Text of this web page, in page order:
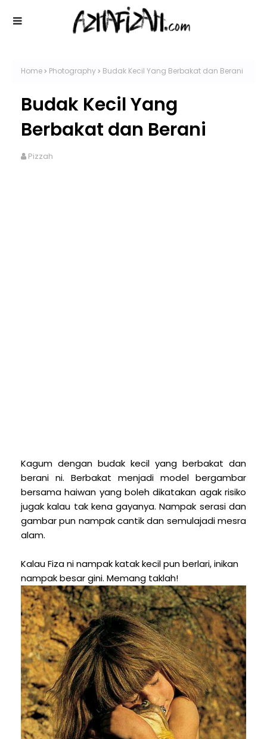
Home Photography Budak Kecil Yang Berbakat dan Berani
Budak Kecil Yang
Berbakat dan Berani
Pizzah
Kagum dengan budak kecil yang berbakat dan
berani ni. Berbakat menjadi model bergambar
bersama haiwan yang boleh dikatakan agak risiko
jugak kalau tak kena gayanya. Nampak serasi dan
gambar pun nampak cantik dan semulajadi mesra
alam.
Kalau Fiza ni nampak katak kecil pun berlari, inikan
nampak besar gini. Memang taklah!